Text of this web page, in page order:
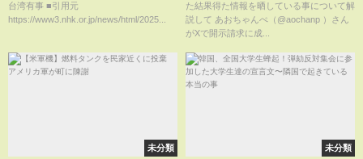
するべきという意見も。台湾有
事に備えて日本にも防衛力強化
台湾有事 ■引用元
https://www3.nhk.or.jp/news/html/2025...
た結果得た情報を晒している事について解
説して あおちゃんぺ（@aochanp ）さん
がXで開示請求に成...
未分類 未分類